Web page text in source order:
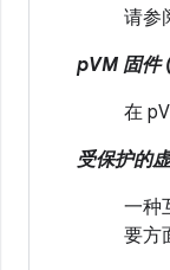
请参
pVM 固件
在
受保护的
一种
要方